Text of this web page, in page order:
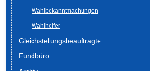
Wahlbekanntmachungen
Wahlhelfer
Gleichstellungsbeauftragte
Fundbüro